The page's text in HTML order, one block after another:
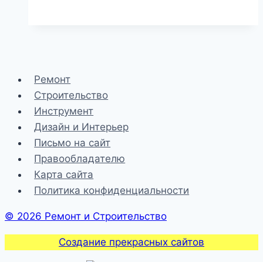
утеплителей
минеральной
ваты
|
и
Ремонт
Строительство
Инструмент
Дизайн и Интерьер
Письмо на сайт
Правообладателю
Карта сайта
Политика конфиденциальности
© 2026 Ремонт и Строительство
Создание прекрасных сайтов